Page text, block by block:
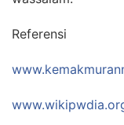
Referensi